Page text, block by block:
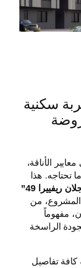
49: تجربة سكنية
الأناقة،
تحتاجه. هذا
ريفييرا 49”
من
مفهوماً
الراسخة
تفاصيل